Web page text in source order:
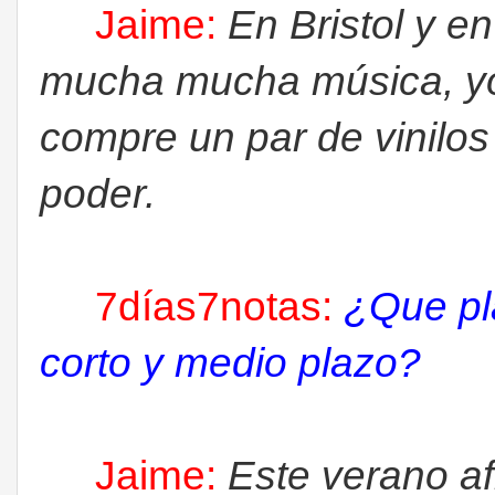
Jaime: En Bristol y
mucha mucha música,
compre un par de
poder.
7días7notas: ¿Que
corto y medio plazo?
Jaime: Este verano